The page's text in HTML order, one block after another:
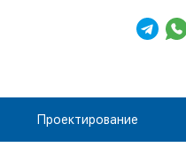
Проектирование